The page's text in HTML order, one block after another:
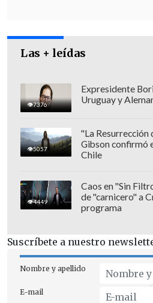
Las + leídas
7376
Expresidente
Uruguay y
5057
"La
Gibson confirmó
Chile
4449
Caos en "Sin
de "carnicero" a
programa
Suscríbete a nuestro
Nombre y apellido
E-mail